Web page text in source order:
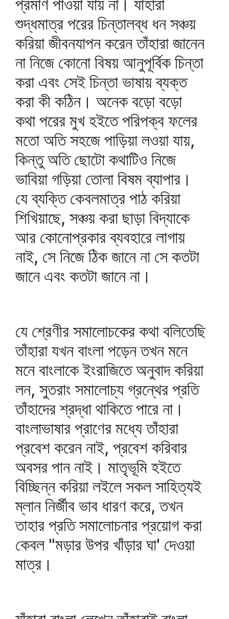
প্রমাণ পাওয়া যায় না। যাঁহারা
শুদ্ধমাত্র পরের চিন্তালব্ধ ধন সঞ্চয়
করিয়া জীবনযাপন করেন তাঁহারা জানেন
না নিজে কোনো বিষয় আনুপূর্বিক চিন্তা
করা এবং সেই চিন্তা ভাষায় ব্যক্ত
করা কী কঠিন। অনেক বড়ো বড়ো
কথা পরের মুখ হইতে পরিপক্ব ফলের
মতো অতি সহজে পাড়িয়া লওয়া যায়,
কিন্তু অতি ছোটো কথাটিও নিজে
ভাবিয়া গড়িয়া তোলা বিষম ব্যাপার।
যে ব্যক্তি কেবলমাত্র পাঠ করিয়া
শিখিয়াছে, সঞ্চয় করা ছাড়া বিদ্যাকে
আর কোনোপ্রকার ব্যবহারে লাগায়
নাই, সে নিজে ঠিক জানে না সে কতটা
জানে এবং কতটা জানে না।
যে শ্রেণীর সমালোচকের কথা বলিতেছি
তাঁহারা যখন বাংলা পড়েন তখন মনে
মনে বাংলাকে ইংরাজিতে অনুবাদ করিয়া
লন, সুতরাং সমালোচ্য গ্রন্থের প্রতি
তাঁহাদের শ্রদ্ধা থাকিতে পারে না।
বাংলাভাষার প্রাণের মধ্যে তাঁহারা
প্রবেশ করেন নাই, প্রবেশ করিবার
অবসর পান নাই। মাতৃভূমি হইতে
বিচ্ছিন্ন করিয়া লইলে সকল সাহিত্যই
ম্লান নির্জীব ভাব ধারণ করে, তখন
তাহার প্রতি সমালোচনার প্রয়োগ করা
কেবল "মড়ার উপর খাঁড়ার ঘা' দেওয়া
মাত্র।